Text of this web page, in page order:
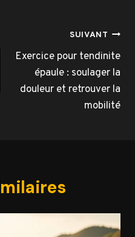
SUIVANT
Exercice pour tendinite
épaule : soulager la
douleur et retrouver la
mobilité